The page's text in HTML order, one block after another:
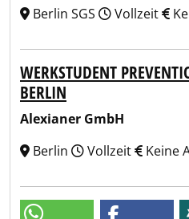
Berlin SGS
Vollzeit
WERKSTUDENT
BERLIN
Alexianer GmbH
Berlin
Vollzeit Keine